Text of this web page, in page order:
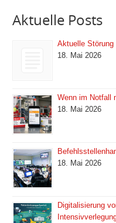
Aktuelle Posts
Aktuelle Störung
18. Mai 2026
Wenn im Notfall
18. Mai 2026
18. Mai 2026
Digitalisierung